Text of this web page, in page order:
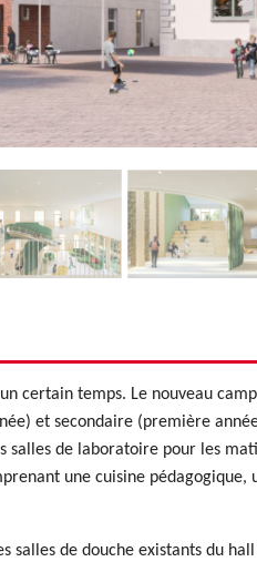
certain temps. Le nouveau
et secondaire (première
de laboratoire pour les
une cuisine pédagogique,
salles de douche existants du